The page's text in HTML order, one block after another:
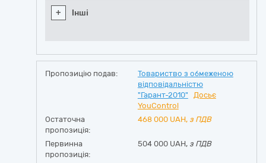
+ Інші
Пропозицію подав:
Товариство з обмеженою
відповідальністю
"Гарант-2010"
Досьє
YouControl
Остаточна
пропозиція:
468 000 UAH, з ПДВ
Первинна
пропозиція:
504 000 UAH, з ПДВ